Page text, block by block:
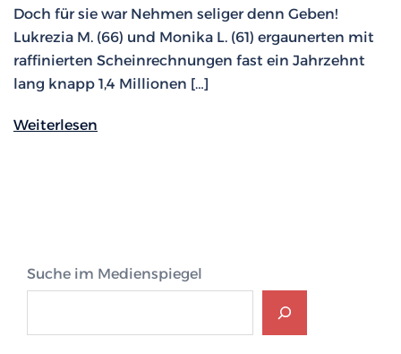
Doch für sie war Nehmen seliger denn Geben!
Lukrezia M. (66) und Monika L. (61) ergaunerten mit
raffinierten Scheinrechnungen fast ein Jahrzehnt
lang knapp 1,4 Millionen […]
Weiterlesen
Suche im Medienspiegel